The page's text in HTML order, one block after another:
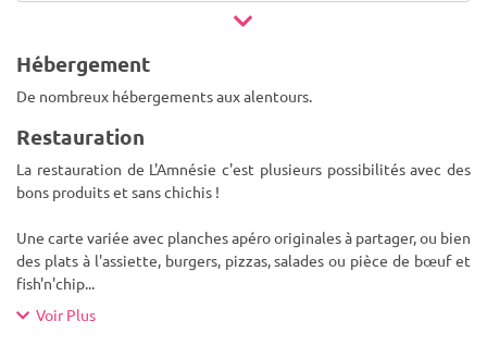
Hébergement
De nombreux hébergements aux alentours.
Restauration
La restauration de L'Amnésie c'est plusieurs possibilités avec des
bons produits et sans chichis !
Une carte variée avec planches apéro originales à partager, ou bien
des plats à l'assiette, burgers, pizzas, salades ou pièce de bœuf et
fish'n'chip...
Voir Plus